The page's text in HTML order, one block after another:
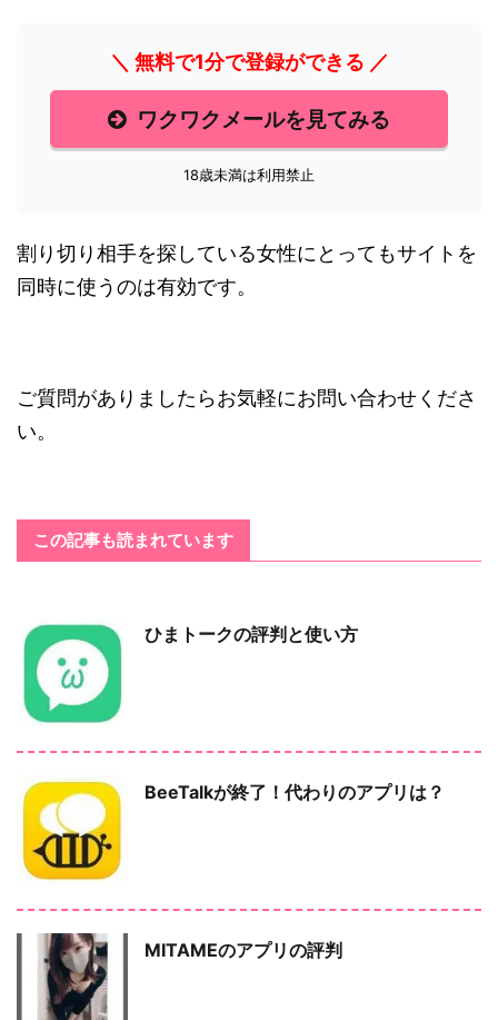
＼ 無料で1分で登録ができる ／
ワクワクメールを見てみる
18歳未満は利用禁止
割り切り相手を探している女性にとってもサイトを
同時に使うのは有効です。
ご質問がありましたらお気軽にお問い合わせくださ
い。
この記事も読まれています
ひまトークの評判と使い方
BeeTalkが終了！代わりのアプリは？
MITAMEのアプリの評判